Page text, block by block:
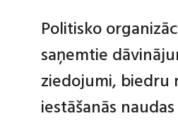
Politisko
saņemtie
ziedojumi, biedru
iestāšanās naudas